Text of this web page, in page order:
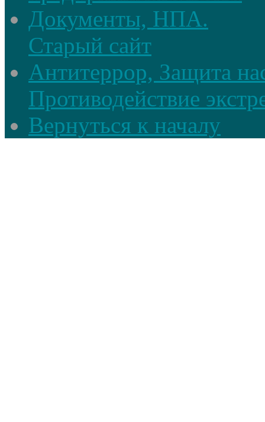
Документы, НПА.
Старый сайт
Антитеррор, Защита
Противодействие
Вернуться к началу